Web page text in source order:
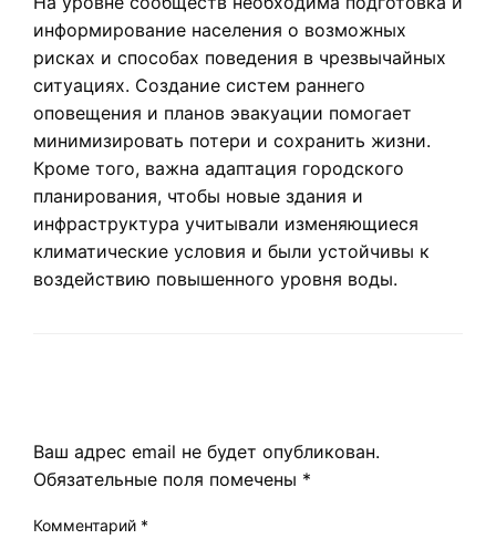
информирование населения о возможных
рисках и способах поведения в чрезвычайных
ситуациях. Создание систем раннего
оповещения и планов эвакуации помогает
минимизировать потери и сохранить жизни.
Кроме того, важна адаптация городского
планирования, чтобы новые здания и
инфраструктура учитывали изменяющиеся
климатические условия и были устойчивы к
воздействию повышенного уровня воды.
Ваш адрес email не будет опубликован.
Обязательные поля помечены *
Комментарий *